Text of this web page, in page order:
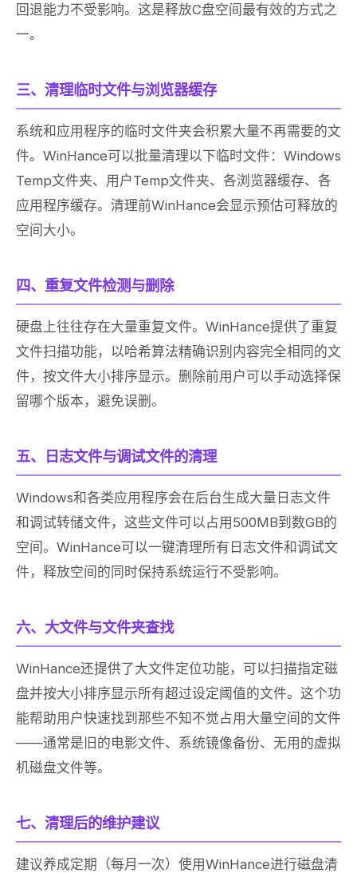
回退能力不受影响。这是释放C盘空间最有效的方式之
一。
三、清理临时文件与浏览器缓存
系统和应用程序的临时文件夹会积累大量不再需要的文
件。WinHance可以批量清理以下临时文件：Windows
Temp文件夹、用户Temp文件夹、各浏览器缓存、各
应用程序缓存。清理前WinHance会显示预估可释放的
空间大小。
四、重复文件检测与删除
硬盘上往往存在大量重复文件。WinHance提供了重复
文件扫描功能，以哈希算法精确识别内容完全相同的文
件，按文件大小排序显示。删除前用户可以手动选择保
留哪个版本，避免误删。
五、日志文件与调试文件的清理
Windows和各类应用程序会在后台生成大量日志文件
和调试转储文件，这些文件可以占用500MB到数GB的
空间。WinHance可以一键清理所有日志文件和调试文
件，释放空间的同时保持系统运行不受影响。
六、大文件与文件夹查找
WinHance还提供了大文件定位功能，可以扫描指定磁
盘并按大小排序显示所有超过设定阈值的文件。这个功
能帮助用户快速找到那些不知不觉占用大量空间的文件
——通常是旧的电影文件、系统镜像备份、无用的虚拟
机磁盘文件等。
七、清理后的维护建议
建议养成定期（每月一次）使用WinHance进行磁盘清